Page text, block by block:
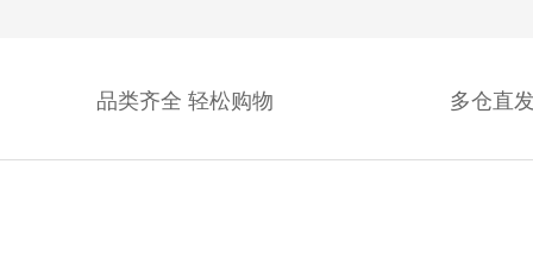
品类齐全 轻松购物 多仓直